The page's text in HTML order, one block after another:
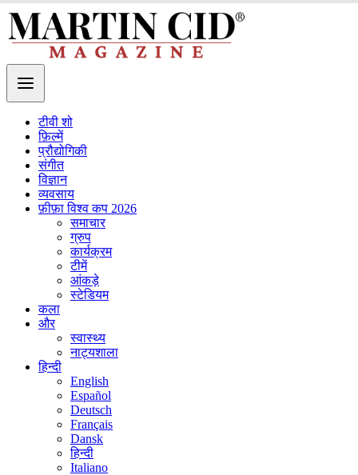
टीवी शो
फ़िल्में
प्रौद्योगिकी
संगीत
विज्ञान
व्यवसाय
फ़ीफ़ा विश्व कप 2026
समाचार
ग्रुप
कार्यक्रम
टीमें
आंकड़े
स्टेडियम
कला
और
स्वास्थ्य
नाट्यशाला
हिन्दी
English
Español
Deutsch
Français
Dansk
हिन्दी
Italiano